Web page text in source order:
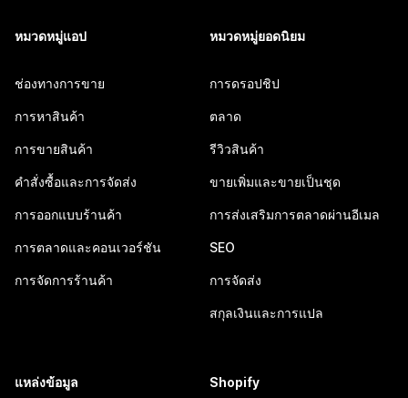
หมวดหมู่แอป
ช่องทางการขาย
การหาสินค้า
การขายสินค้า
คำสั่งซื้อและการจัดส่ง
การออกแบบร้านค้า
การตลาดและคอนเวอร์ชัน
การจัดการร้านค้า
หมวดหมู่ยอดนิยม
การดรอปชิป
ตลาด
รีวิวสินค้า
ขายเพิ่มและขายเป็นชุด
การส่งเสริมการตลาดผ่านอีเมล
SEO
การจัดส่ง
สกุลเงินและการแปล
แหล่งข้อมูล Shopify